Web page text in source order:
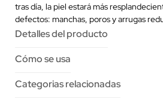
tras día, la piel estará más
defectos: manchas, poros y arrugas
Detalles del producto
Cómo se usa
Categorias relacionadas